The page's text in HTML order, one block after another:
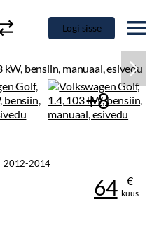
Logi sisse
+8
2012-2014
64 €
kuus